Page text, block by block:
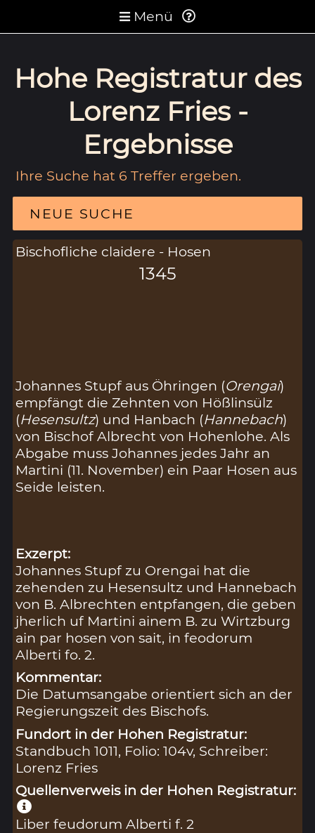
Menü
Hohe Registratur des
Lorenz Fries -
Ergebnisse
Ihre Suche hat 6 Treffer ergeben.
NEUE SUCHE
Bischofliche claidere - Hosen
1345
Johannes Stupf aus Öhringen (Orengai)
empfängt die Zehnten von Hößlinsülz
(Hesensultz) und Hanbach (Hannebach)
von Bischof Albrecht von Hohenlohe. Als
Abgabe muss Johannes jedes Jahr an
Martini (11. November) ein Paar Hosen aus
Seide leisten.
Exzerpt:
Johannes Stupf zu Orengai hat die
zehenden zu Hesensultz und Hannebach
von B. Albrechten entpfangen, die geben
jherlich uf Martini ainem B. zu Wirtzburg
ain par hosen von sait, in feodorum
Alberti fo. 2.
Kommentar:
Die Datumsangabe orientiert sich an der
Regierungszeit des Bischofs.
Fundort in der Hohen Registratur:
Standbuch 1011, Folio: 104v, Schreiber:
Lorenz Fries
Quellenverweis in der Hohen Registratur:
Liber feudorum Alberti f. 2